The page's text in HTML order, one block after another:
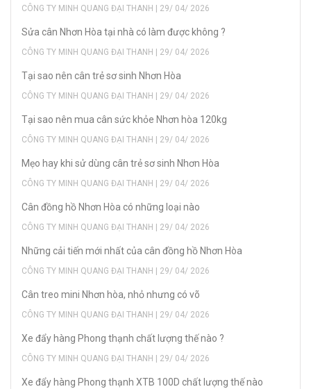
CÔNG TY MINH QUANG ĐẠI THANH | 29/ 04/ 2026
Sửa cân Nhơn Hòa tại nhà có làm được không ?
CÔNG TY MINH QUANG ĐẠI THANH | 29/ 04/ 2026
Tại sao nên cân trẻ sơ sinh Nhơn Hòa
CÔNG TY MINH QUANG ĐẠI THANH | 29/ 04/ 2026
Tại sao nên mua cân sức khỏe Nhơn hòa 120kg
CÔNG TY MINH QUANG ĐẠI THANH | 29/ 04/ 2026
Mẹo hay khi sử dùng cân trẻ sơ sinh Nhơn Hòa
CÔNG TY MINH QUANG ĐẠI THANH | 29/ 04/ 2026
Cân đồng hồ Nhơn Hòa có những loại nào
CÔNG TY MINH QUANG ĐẠI THANH | 29/ 04/ 2026
Những cải tiến mới nhất của cân đồng hồ Nhơn Hòa
CÔNG TY MINH QUANG ĐẠI THANH | 29/ 04/ 2026
Cân treo mini Nhơn hòa, nhỏ nhưng có võ
CÔNG TY MINH QUANG ĐẠI THANH | 29/ 04/ 2026
Xe đẩy hàng Phong thạnh chất lượng thế nào ?
CÔNG TY MINH QUANG ĐẠI THANH | 29/ 04/ 2026
Xe đẩy hàng Phong thạnh XTB 100D chất lượng thế nào